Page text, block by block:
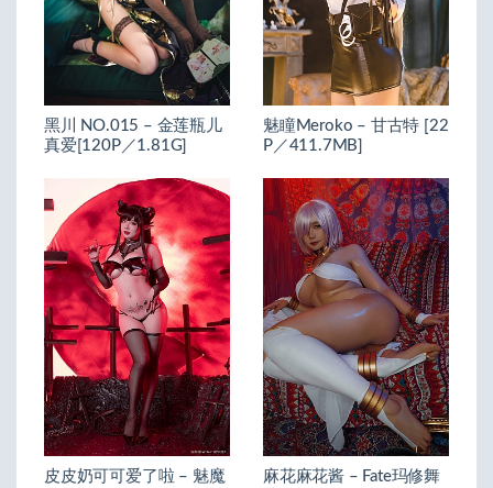
黑川 NO.015 – 金莲瓶儿
真爱[120P／1.81G]
魅瞳Meroko – 甘古特 [22
P／411.7MB]
皮皮奶可可爱了啦 – 魅魔
麻花麻花酱 – Fate玛修舞